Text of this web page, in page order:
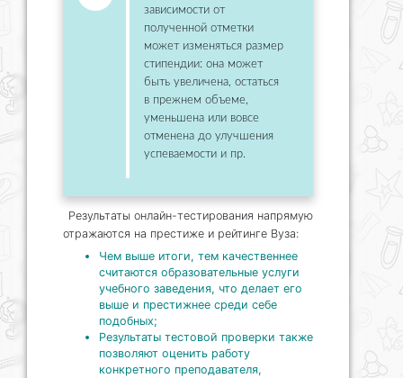
зависимости от
полученной отметки
может изменяться размер
стипендии: она может
быть увеличена, остаться
в прежнем объеме,
уменьшена или вовсе
отменена до улучшения
успеваемости и пр.
Результаты онлайн-тестирования напрямую
отражаются на престиже и рейтинге Вуза:
Чем выше итоги, тем качественнее
считаются образовательные услуги
учебного заведения, что делает его
выше и престижнее среди себе
подобных;
Результаты тестовой проверки также
позволяют оценить работу
конкретного преподавателя,